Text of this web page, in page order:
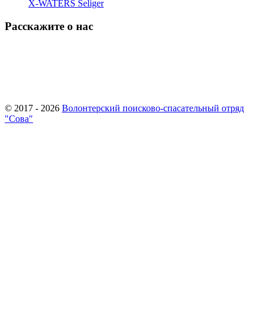
X-WATERS Seliger
Расскажите о нас
© 2017 - 2026 Волонтерский поисково-спасательный отряд
"Сова"